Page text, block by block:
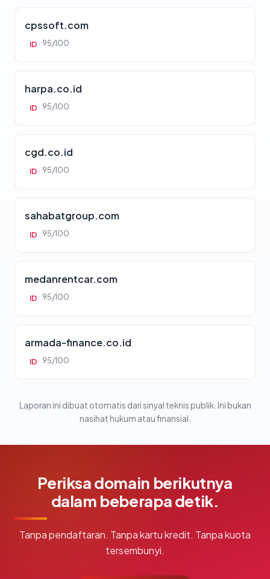
cpssoft.com
ID 95/100
harpa.co.id
ID 95/100
cgd.co.id
ID 95/100
sahabatgroup.com
ID 95/100
medanrentcar.com
ID 95/100
armada-finance.co.id
ID 95/100
Laporan ini dibuat otomatis dari sinyal teknis publik. Ini bukan
nasihat hukum atau finansial.
Periksa domain berikutnya
dalam beberapa detik.
Tanpa pendaftaran. Tanpa kartu kredit. Tanpa kuota
tersembunyi.